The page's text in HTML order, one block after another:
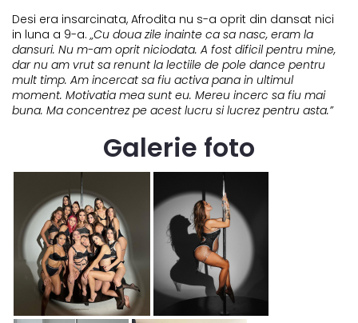
Desi era insarcinata, Afrodita nu s-a oprit din dansat nici
in luna a 9-a. „Cu doua zile inainte ca sa nasc, eram la
dansuri. Nu m-am oprit niciodata. A fost dificil pentru mine,
dar nu am vrut sa renunt la lectiile de pole dance pentru
mult timp. Am incercat sa fiu activa pana in ultimul
moment. Motivatia mea sunt eu. Mereu incerc sa fiu mai
buna. Ma concentrez pe acest lucru si lucrez pentru asta.”
Galerie foto